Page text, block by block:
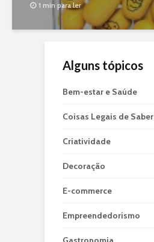
1 min para ler
Alguns tópicos
Bem-estar e Saúde
Coisas Legais de Saber
Criatividade
Decoração
E-commerce
Empreendedorismo